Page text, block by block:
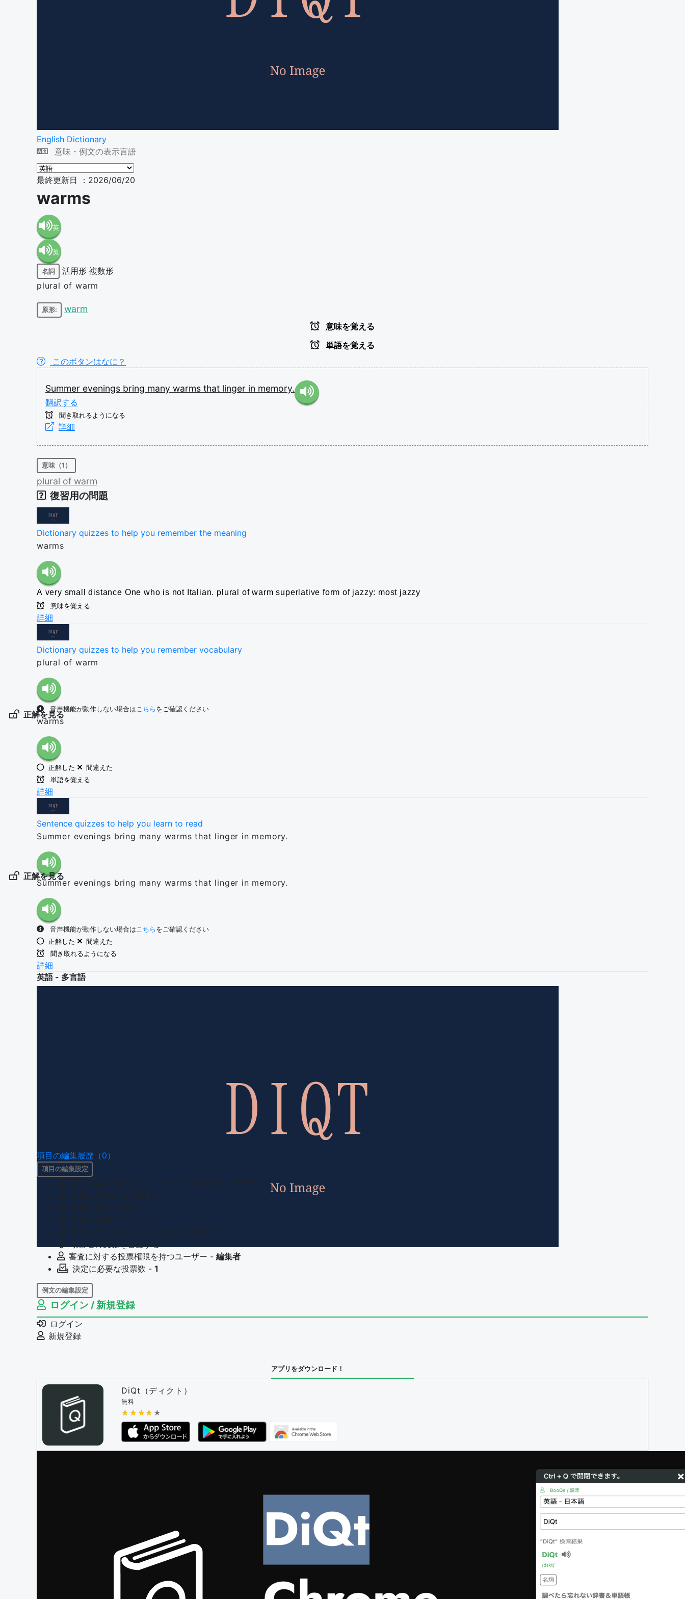
English Dictionary
意味・例文の表示言語
最終更新日 ：2026/06/20
warms
英
語（米
国）
(en-US)
英
語（イ
ギリ
(en-GB)
名詞 活用形 複数形
plural of warm
原形: warm
意味を覚える
単語を覚える
このボタンはなに？
Summer evenings bring many warms that linger in memory.
翻訳する
聞き取れるようになる
詳細
意味（1）
plural of warm
復習用の問題
Dictionary quizzes to help you remember the meaning
warms
A very small distance One who is not Italian. plural of warm superlative form of jazzy: most jazzy
意味を覚える
詳細
Dictionary quizzes to help you remember vocabulary
plural of warm
音声機能が動作しない場合は こちら をご確認ください
正解を見る
warms
正解した
間違えた
単語を覚える
詳細
Sentence quizzes to help you learn to read
Summer evenings bring many warms that linger in memory.
正解を見る
Summer evenings bring many warms that linger in memory.
音声機能が動作しない場合は こちら をご確認ください
正解した
間違えた
聞き取れるようになる
詳細
英語 - 多言語
項目の編集履歴（0）
項目の編集設定
審査に対する投票権限を持つユーザー - 編集者
決定に必要な投票数 - 1
例文の編集設定
例文の編集権限を持つユーザー -
例文の削除を審査する
審査に対する投票権限を持つユーザー -
決定に必要な投票数 -
問題の編集権限を持つユーザー -すべてのユーザー
審査に対する投票権限を持つユーザー -
決定に必要な投票数 -
編集ガイドライン
ログイン / 新規登録
ログイン
新規登録
アプリをダウンロード！
DiQt（ディクト）
無料
★★★★★
★★★★★